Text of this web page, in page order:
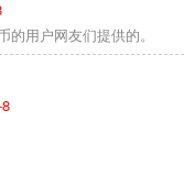
用户网友们提供的。